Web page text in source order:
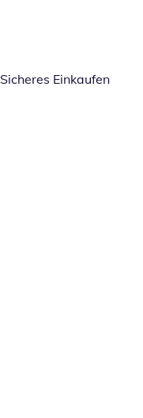
Sicheres Einkaufen